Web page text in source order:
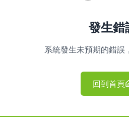
發生錯
系統發生未預期的錯誤
回到首頁